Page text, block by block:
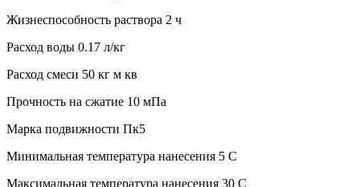
Жизнеспособность раствора 2 ч
Расход воды 0.17 л/кг
Расход смеси 50 кг м кв
Прочность на сжатие 10 мПа
Марка подвижности Пк5
Минимальная температура нанесения 5 C
Максимальная температура нанесения 30 C